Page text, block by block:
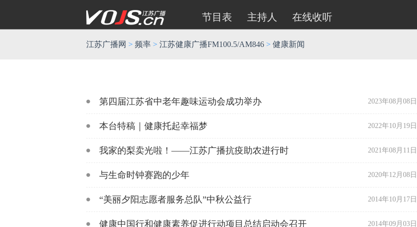
节目表 主持人 在线收听
江苏广播网 > 频率 > 江苏健康广播FM100.5/AM846 > 健康新闻
2023年08月08日
第四届江苏省中老年趣味运动会成功举办
2022年10月19日
本台特稿｜健康托起幸福梦
2021年08月11日
我家的梨卖光啦！——江苏广播抗疫助农进行时
2020年12月08日
与生命时钟赛跑的少年
2014年10月17日
“美丽夕阳志愿者服务总队”中秋公益行
2014年09月03日
健康中国行和健康素养促进行动项目总结启动会召开